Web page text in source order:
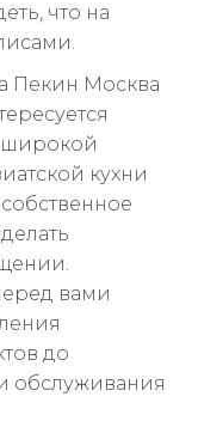
что на
Пекин Москва
широкой
кухни
вами
до
обслуживания